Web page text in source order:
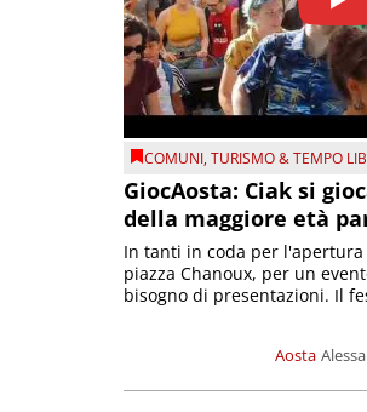
COMUNI,TURISMO & TEMPO
GiocAosta: Ciak si
della maggiore età
Aosta
In tanti in coda per
piazza Chanoux, per un
bisogno di presentazioni. Il